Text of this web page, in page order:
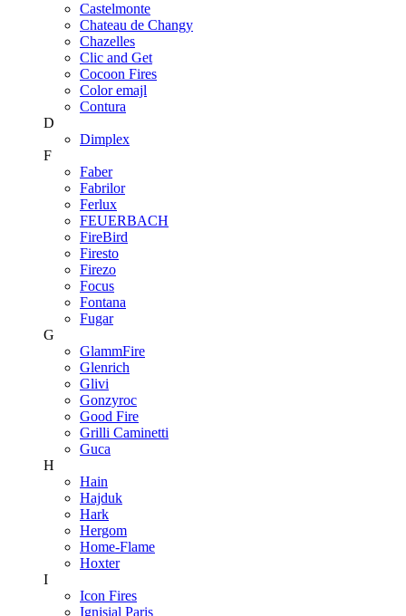
Castelmonte
Chateau de Changy
Chazelles
Clic and Get
Cocoon Fires
Color emajl
Contura
D
Dimplex
F
Faber
Fabrilor
Ferlux
FEUERBACH
FireBird
Firesto
Firezo
Focus
Fontana
Fugar
G
GlammFire
Glenrich
Glivi
Gonzyroc
Good Fire
Grilli Caminetti
Guca
H
Hain
Hajduk
Hark
Hergom
Home-Flame
Hoxter
I
Icon Fires
Ignisial Paris